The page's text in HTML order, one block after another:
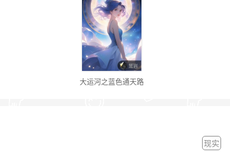
大运河之蓝色通天路
现实